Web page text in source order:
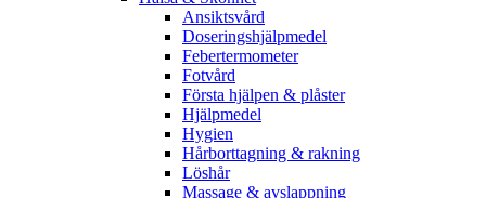
Ansiktsvård
Doseringshjälpmedel
Febertermometer
Fotvård
Första hjälpen & plåster
Hjälpmedel
Hygien
Hårborttagning & rakning
Löshår
Massage & avslappning